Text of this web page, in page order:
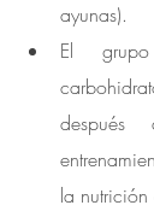
ayunas).
El
la